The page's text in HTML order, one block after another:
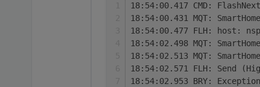
18:54:00.417 CMD:
18:54:00.431 MQT:
18:54:00.477 FLH: host:
18:54:02.498 MQT:
18:54:02.513 MQT:
18:54:02.571 FLH: Send
18:54:02.953 BRY: